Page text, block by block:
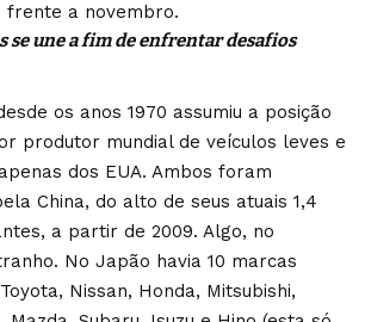
frente a novembro.
se une a fim de enfrentar desafios
os anos 1970 assumiu a posição
produtor mundial de veículos leves e
dos EUA. Ambos foram
China, do alto de seus atuais 1,4
a partir de 2009. Algo, no
No Japão havia 10 marcas
Nissan, Honda, Mitsubishi,